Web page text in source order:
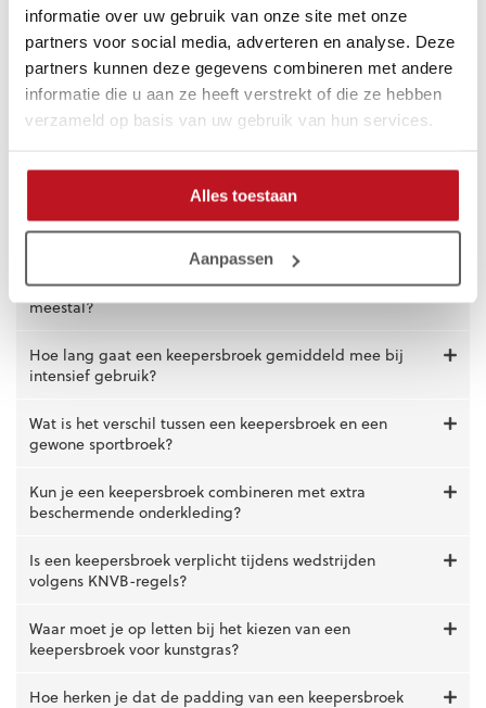
informatie over uw gebruik van onze site met onze
partners voor social media, adverteren en analyse. Deze
partners kunnen deze gegevens combineren met andere
informatie die u aan ze heeft verstrekt of die ze hebben
verzameld op basis van uw gebruik van hun services.
Alles toestaan
Aanpassen
Heb je een keuze kunnen maken uit één van onze
keepersbroeken van Gladiator Sports? Bestel deze dan snel en
voordelig in onze webshop! Alle bestellingen die vóór 23:00
worden besteld, heb je morgen al thuis.
Wil je graag meer informatie ontvangen? Neem dan gerust
Veelgestelde vragen
Waaruit bestaat het materiaal van een keepersbroek
meestal?
Hoe lang gaat een keepersbroek gemiddeld mee bij
intensief gebruik?
Wat is het verschil tussen een keepersbroek en een
gewone sportbroek?
Kun je een keepersbroek combineren met extra
beschermende onderkleding?
Is een keepersbroek verplicht tijdens wedstrijden
volgens KNVB-regels?
Waar moet je op letten bij het kiezen van een
keepersbroek voor kunstgras?
Hoe herken je dat de padding van een keepersbroek